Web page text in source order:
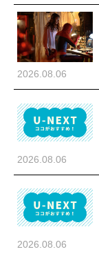
2026.08.06
2026.08.06
2026.08.06